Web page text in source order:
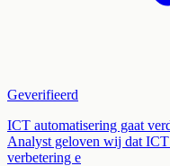
Geverifieerd
ICT automatisering gaat
Analyst geloven wij dat
verbetering e